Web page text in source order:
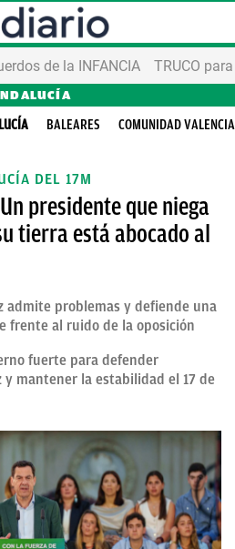
de la INFANCIA TRUCO
BALEARES COMUNIDAD
DEL 17M
presidente que niega
tierra está abocado al
admite problemas y defiende una
frente al ruido de la oposición
fuerte para defender
y mantener la estabilidad el 17 de